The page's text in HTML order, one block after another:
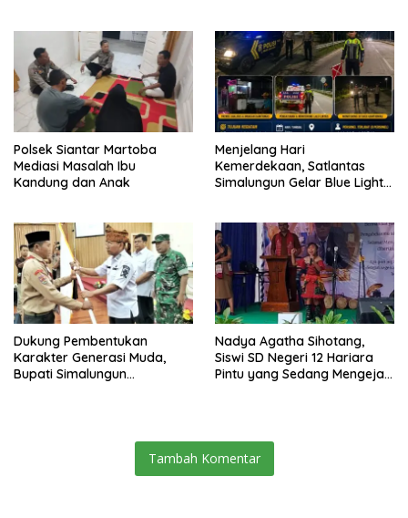
Polsek Siantar Martoba
Mediasi Masalah Ibu
Kandung dan Anak
Menjelang Hari
Kemerdekaan, Satlantas
Simalungun Gelar Blue Light
Saribudolok
Dukung Pembentukan
Karakter Generasi Muda,
Bupati Simalungun
Nadya Agatha Sihotang,
Siswi SD Negeri 12 Hariara
Pintu yang Sedang Mengejar
Tambah Komentar